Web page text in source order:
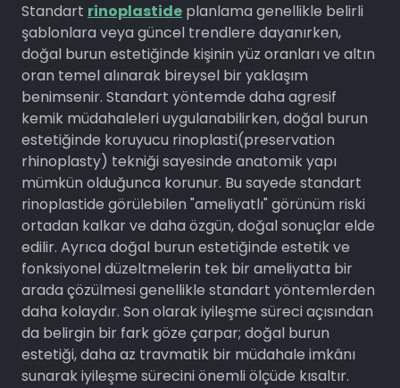
Standart rinoplastide planlama genellikle belirli
şablonlara veya güncel trendlere dayanırken,
doğal burun estetiğinde kişinin yüz oranları ve altın
oran temel alınarak bireysel bir yaklaşım
benimsenir. Standart yöntemde daha agresif
kemik müdahaleleri uygulanabilirken, doğal burun
estetiğinde koruyucu rinoplasti(preservation
rhinoplasty) tekniği sayesinde anatomik yapı
mümkün olduğunca korunur. Bu sayede standart
rinoplastide görülebilen "ameliyatlı" görünüm riski
ortadan kalkar ve daha özgün, doğal sonuçlar elde
edilir. Ayrıca doğal burun estetiğinde estetik ve
fonksiyonel düzeltmelerin tek bir ameliyatta bir
arada çözülmesi genellikle standart yöntemlerden
daha kolaydır. Son olarak iyileşme süreci açısından
da belirgin bir fark göze çarpar; doğal burun
estetiği, daha az travmatik bir müdahale imkânı
sunarak iyileşme sürecini önemli ölçüde kısaltır.